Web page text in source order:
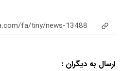
fa/tiny/news-13488
ارسال به دیگران :